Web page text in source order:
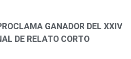
GANADOR DEL XXIV
DE RELATO CORTO